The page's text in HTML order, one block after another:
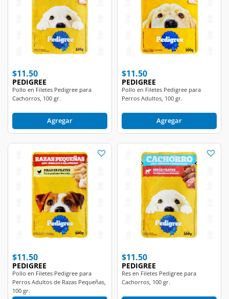
$11.50
PEDIGREE
Pollo en Filetes Pedigree para
Cachorros, 100 gr.
Agregar
$11.50
PEDIGREE
Pollo en Filetes Pedigree para
Perros Adultos, 100 gr.
Agregar
$11.50
PEDIGREE
Pollo en Filetes Pedigree para
Perros Adultos de Razas Pequeñas,
100 gr.
$11.50
PEDIGREE
Res en Filetes Pedigree para
Cachorros, 100 gr.